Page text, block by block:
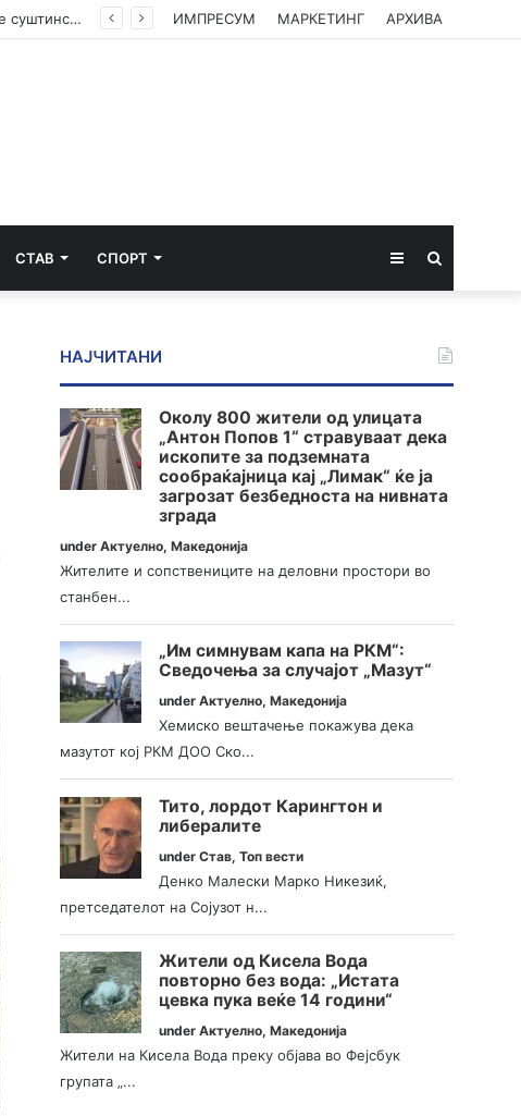
(ФОТО) Ахмети на средба со в.д. амбасадорката на САД: Американската поддршка е суштинска за зачувување на духот на Охридскиот договор ИМПРЕСУМ МАРКЕТИНГ АРХИВА
СТАВ СПОРТ Sidebar
НАЈЧИТАНИ
Околу 800 жители од улицата
„Антон Попов 1“ стравуваат дека
ископите за подземната
сообраќајница кај „Лимак“ ќе ја
загрозат безбедноста на нивната
зграда
underАктуелно,Македонија
Жителите и сопствениците на деловни простори во
станбен...
„Им симнувам капа на РКМ“:
Сведочења за случајот „Мазут“
underАктуелно,Македонија
Хемиско вештачење покажува дека
мазутот кој РКМ ДОО Ско...
Тито, лордот Карингтон и
либералите
underСтав,Топ вести
Денко Малески Марко Никезиќ,
претседателот на Сојузот н...
Жители од Кисела Вода
повторно без вода: „Истата
цевка пука веќе 14 години“
underАктуелно,Македонија
Жители на Кисела Вода преку објава во Фејсбук
групата „...